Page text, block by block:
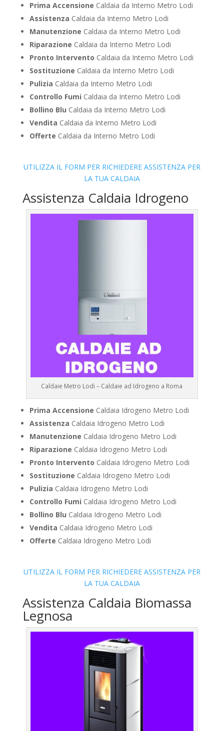
Prima Accensione Caldaia da Interno Metro Lodi
Assistenza Caldaia da Interno Metro Lodi
Manutenzione Caldaia da Interno Metro Lodi
Riparazione Caldaia da Interno Metro Lodi
Pronto Intervento Caldaia da Interno Metro Lodi
Sostituzione Caldaia da Interno Metro Lodi
Pulizia Caldaia da Interno Metro Lodi
Controllo Fumi Caldaia da Interno Metro Lodi
Bollino Blu Caldaia da Interno Metro Lodi
Vendita Caldaia da Interno Metro Lodi
Offerte Caldaia da Interno Metro Lodi
UTILIZZA IL FORM PER RICHIEDERE ASSISTENZA PER
LA TUA CALDAIA
Assistenza Caldaia Idrogeno
Caldaie Metro Lodi – Caldaie ad Idrogeno a Roma
Prima Accensione Caldaia Idrogeno Metro Lodi
Assistenza Caldaia Idrogeno Metro Lodi
Manutenzione Caldaia Idrogeno Metro Lodi
Riparazione Caldaia Idrogeno Metro Lodi
Pronto Intervento Caldaia Idrogeno Metro Lodi
Sostituzione Caldaia Idrogeno Metro Lodi
Pulizia Caldaia Idrogeno Metro Lodi
Controllo Fumi Caldaia Idrogeno Metro Lodi
Bollino Blu Caldaia Idrogeno Metro Lodi
Vendita Caldaia Idrogeno Metro Lodi
Offerte Caldaia Idrogeno Metro Lodi
UTILIZZA IL FORM PER RICHIEDERE ASSISTENZA PER
LA TUA CALDAIA
Assistenza Caldaia Biomassa
Legnosa